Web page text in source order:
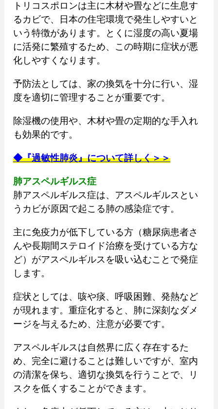
トリコスポロンは主に木材や畳などに生息す
るカビで、日本の住宅環境で発生しやすいと
いう特徴があります。とくに湿度の高い夏場
に活発に繁殖するため、この時期に症状が悪
化しやすくなります。
予防法としては、家の換気を十分に行い、湿
度を適切に管理することが重要です。
除湿機の使用や、木材や畳の定期的な手入れ
も効果的です。
◆『過敏性肺炎』について詳しく＞＞
肺アスペルギルス症
肺アスペルギルス症は、アスペルギルスとい
うカビが原因で起こる肺の感染症です。
主に免疫力が低下している方（糖尿病患者さ
んや長期間ステロイド治療を受けている方な
ど）がアスペルギルスを吸い込むことで発症
します。
症状としては、咳や痰、呼吸困難、発熱など
が現れます。重症化すると、肺に深刻なダメ
ージを与えるため、注意が必要です。
アスペルギルスは自然界に広く存在するた
め、完全に避けることは難しいですが、室内
の清潔を保ち、適切な換気を行うことで、リ
スクを低くすることができます。